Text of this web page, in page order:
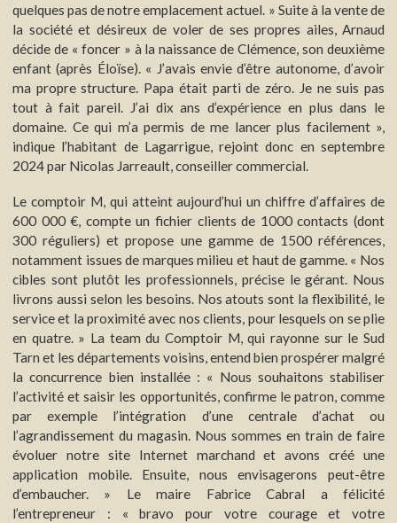
quelques pas de notre emplacement actuel. » Suite à la vente de
la société et désireux de voler de ses propres ailes, Arnaud
décide de « foncer » à la naissance de Clémence, son deuxième
enfant (après Éloïse). « J’avais envie d’être autonome, d’avoir
ma propre structure. Papa était parti de zéro. Je ne suis pas
tout à fait pareil. J’ai dix ans d’expérience en plus dans le
domaine. Ce qui m’a permis de me lancer plus facilement »,
indique l’habitant de Lagarrigue, rejoint donc en septembre
2024 par Nicolas Jarreault, conseiller commercial.
Le comptoir M, qui atteint aujourd’hui un chiffre d’affaires de
600 000 €, compte un fichier clients de 1000 contacts (dont
300 réguliers) et propose une gamme de 1500 références,
notamment issues de marques milieu et haut de gamme. « Nos
cibles sont plutôt les professionnels, précise le gérant. Nous
livrons aussi selon les besoins. Nos atouts sont la flexibilité, le
service et la proximité avec nos clients, pour lesquels on se plie
en quatre. » La team du Comptoir M, qui rayonne sur le Sud
Tarn et les départements voisins, entend bien prospérer malgré
la concurrence bien installée : « Nous souhaitons stabiliser
l’activité et saisir les opportunités, confirme le patron, comme
par exemple l’intégration d’une centrale d’achat ou
l’agrandissement du magasin. Nous sommes en train de faire
évoluer notre site Internet marchand et avons créé une
application mobile. Ensuite, nous envisagerons peut-être
d’embaucher. » Le maire Fabrice Cabral a félicité
l’entrepreneur : « bravo pour votre courage et votre